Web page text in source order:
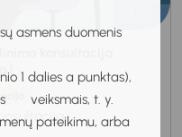
asmens duomenis
1 dalies a punktas),
veiksmais, t. y.
pateikimu, arba
konsultacija